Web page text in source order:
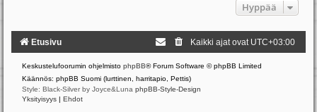
Hyppää
Etusivu Kaikki ajat ovat UTC+03:00
Keskustelufoorumin ohjelmisto phpBB® Forum Software © phpBB Limited
Käännös: phpBB Suomi (lurttinen, harritapio, Pettis)
Style: Black-Silver by Joyce&Luna phpBB-Style-Design
Yksityisyys | Ehdot